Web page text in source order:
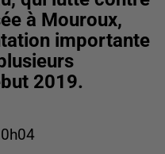
à Mouroux,
importante
2019.